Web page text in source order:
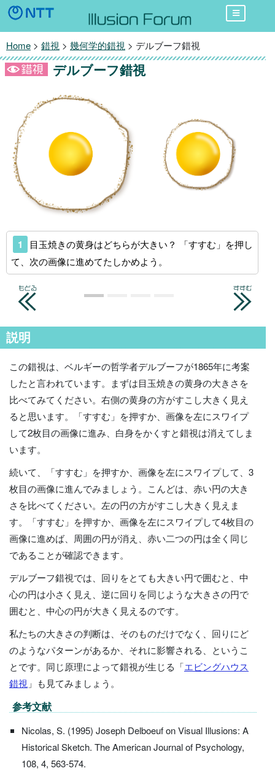
Home > 錯視 > 幾何学的錯視 > デルブーフ錯視
デルブーフ錯視
1
目玉焼きの黄身はどちらが大きい？ 「すすむ」を押し
て、次の画像に進めてたしかめよう。
説明
この錯視は、ベルギーの哲学者デルブーフが1865年に考案
したと言われています。まずは目玉焼きの黄身の大きさを
比べてみてください。右側の黄身の方がすこし大きく見え
ると思います。「すすむ」を押すか、画像を左にスワイプ
して2枚目の画像に進み、白身をかくすと錯視は消えてしま
います。
続いて、「すすむ」を押すか、画像を左にスワイプして、3
枚目の画像に進んでみましょう。こんどは、赤い円の大き
さを比べてください。左の円の方がすこし大きく見えま
す。「すすむ」を押すか、画像を左にスワイプして4枚目の
画像に進めば、周囲の円が消え、赤い二つの円は全く同じ
であることが確認できます。
デルブーフ錯視では、回りをとても大きい円で囲むと、中
心の円は小さく見え、逆に回りを同じような大きさの円で
囲むと、中心の円が大きく見えるのです。
私たちの大きさの判断は、そのものだけでなく、回りにど
のようなパターンがあるか、それに影響される、というこ
とです。同じ原理によって錯視が生じる「エビングハウス
錯視 」も見てみましょう。
参考文献
Nicolas, S. (1995) Joseph Delboeuf on Visual Illusions: A
Historical Sketch. The American Journal of Psychology,
108, 4, 563-574.